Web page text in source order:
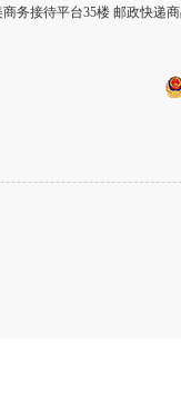
务接待平台35楼 邮政快递